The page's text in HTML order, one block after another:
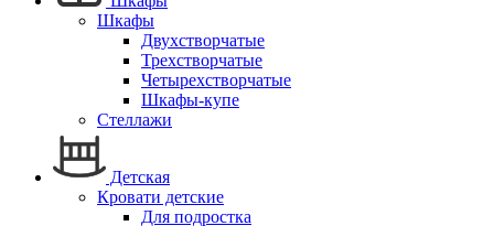
Шкафы
Двухстворчатые
Трехстворчатые
Четырехстворчатые
Шкафы-купе
Стеллажи
Детская
Кровати детские
Для подростка